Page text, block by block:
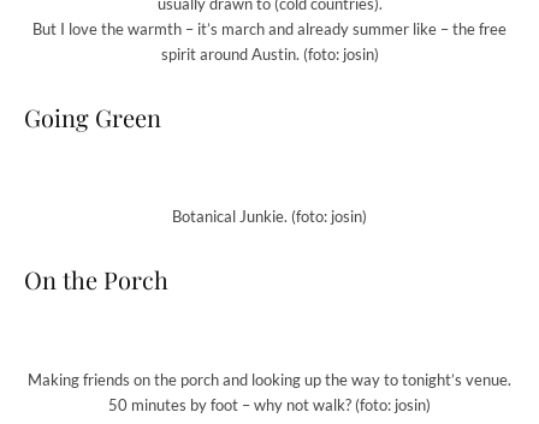
But I love the warmth – it’s march and already summer like – the free
spirit around Austin. (foto: josin)
Going Green
Botanical Junkie. (foto: josin)
On the Porch
Making friends on the porch and looking up the way to tonight’s venue.
50 minutes by foot – why not walk? (foto: josin)